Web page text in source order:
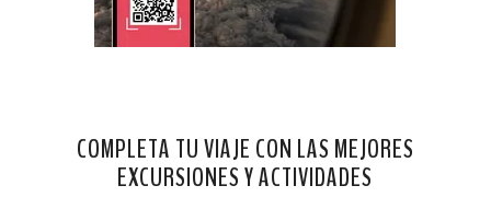
COMPLETA TU VIAJE CON LAS MEJORES
EXCURSIONES Y ACTIVIDADES